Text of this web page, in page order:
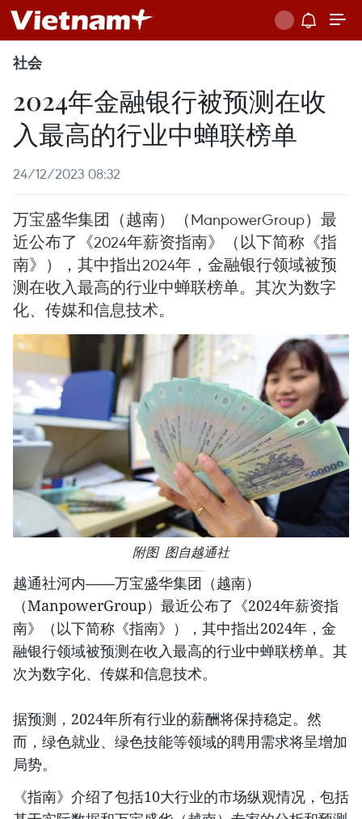
社会
2024年金融银行被预测在收
入最高的行业中蝉联榜单
24/12/2023 08:32
万宝盛华集团（越南）（ManpowerGroup）最
近公布了《2024年薪资指南》（以下简称《指
南》），其中指出2024年，金融银行领域被预
测在收入最高的行业中蝉联榜单。其次为数字
化、传媒和信息技术。
附图 图自越通社
越通社河内——万宝盛华集团（越南）
（ManpowerGroup）最近公布了《2024年薪资指
南》（以下简称《指南》），其中指出2024年，金
融银行领域被预测在收入最高的行业中蝉联榜单。其
次为数字化、传媒和信息技术。
据预测，2024年所有行业的薪酬将保持稳定。然
而，绿色就业、绿色技能等领域的聘用需求将呈增加
局势。
《指南》介绍了包括10大行业的市场纵观情况，包括